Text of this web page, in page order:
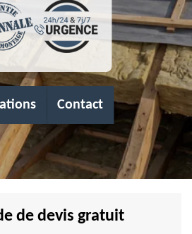
Contact
de devis gratuit